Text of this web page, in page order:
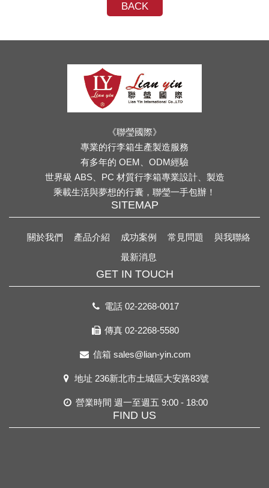
BACK
《聯瑩國際》
專業的行李箱生產製造服務
有多年的 OEM、ODM經驗
世界級 ABS、PC 材質行李箱專業設計、製造
乘載生活與夢想的行囊，聯瑩一手包辦！
SITEMAP
關於我們 產品介紹 成功案例 常見問題
與我聯絡
最新消息
GET IN TOUCH
電話 02-2268-0017
傳真 02-2268-5580
信箱 sales@lian-yin.com
地址 236新北市土城區大安路83號
營業時間 週一至週五 9:00 - 18:00
FIND US